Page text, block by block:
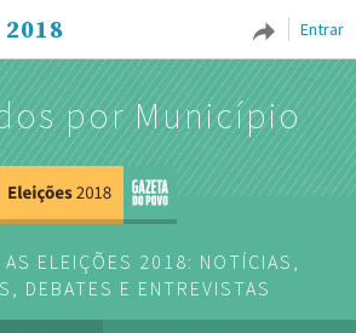
Entrar
por Município
ELEIÇÕES 2018: NOTÍCIAS,
DEBATES E ENTREVISTAS